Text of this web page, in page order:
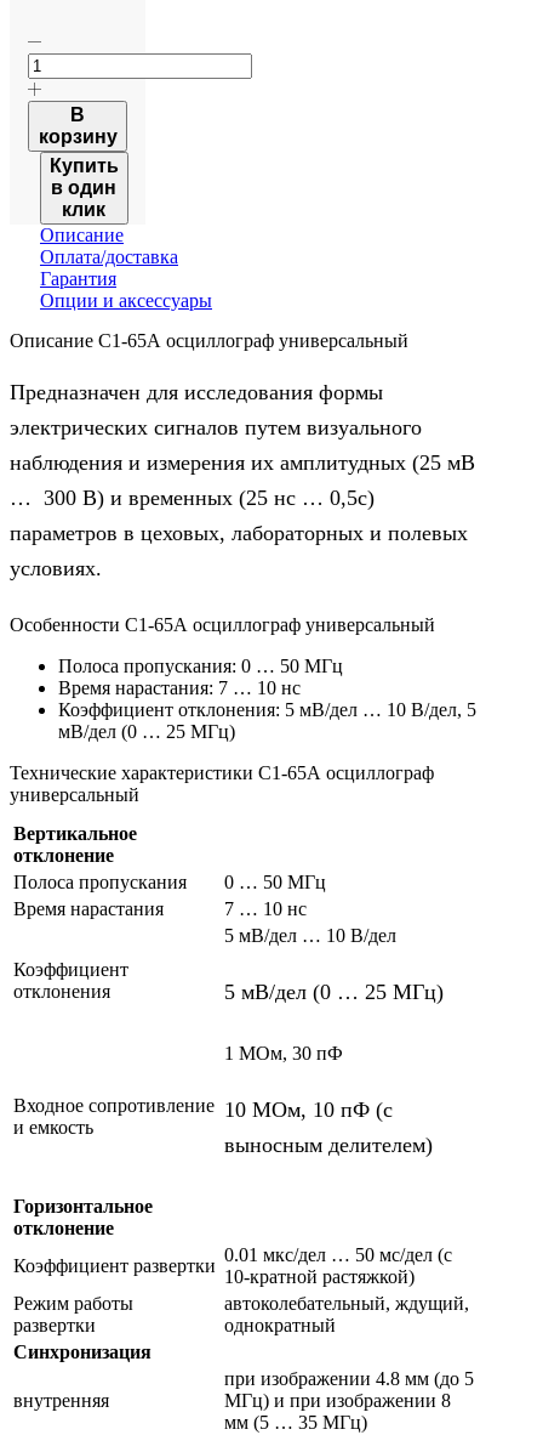
Количество
С1-
65А
осциллограф
универсальный
В
корзину
Купить
в один
клик
Описание
Оплата/доставка
Гарантия
Опции и аксессуары
Описание С1-65А осциллограф универсальный
Предназначен для исследования формы
электрических сигналов путем визуального
наблюдения и измерения их амплитудных (25 мВ
… 300 В) и временных (25 нс … 0,5с)
параметров в цеховых, лабораторных и полевых
условиях.
Особенности С1-65А осциллограф универсальный
Полоса пропускания: 0 … 50 МГц
Время нарастания: 7 … 10 нс
Коэффициент отклонения: 5 мВ/дел … 10 В/дел, 5
мВ/дел (0 … 25 МГц)
Технические характеристики С1-65А осциллограф
универсальный
Вертикальное
отклонение
Полоса пропускания
0 … 50 МГц
Время нарастания
7 … 10 нс
Коэффициент
отклонения
5 мВ/дел … 10 В/дел
5 мВ/дел (0 … 25 МГц)
Входное сопротивление
и емкость
1 МОм, 30 пФ
10 МОм, 10 пФ (с
выносным делителем)
Горизонтальное
отклонение
Коэффициент развертки
0.01 мкс/дел … 50 мс/дел (с
10-кратной растяжкой)
Режим работы
развертки
автоколебательный, ждущий,
однократный
Синхронизация
внутренняя
при изображении 4.8 мм (до 5
МГц) и при изображении 8
мм (5 … 35 МГц)